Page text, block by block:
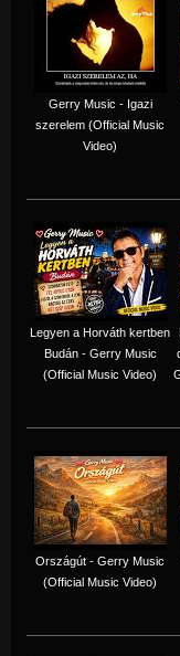
Gerry Music - Igazi
szerelem (Official Music
Video)
Legyen a Horváth kertben
Budán - Gerry Music
(Official Music Video)
Országút - Gerry Music
(Official Music Video)